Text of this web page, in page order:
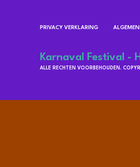
PRIVACY VERKLARING
Karnaval Festival -
ALLE RECHTEN VOORBEHOUDEN.